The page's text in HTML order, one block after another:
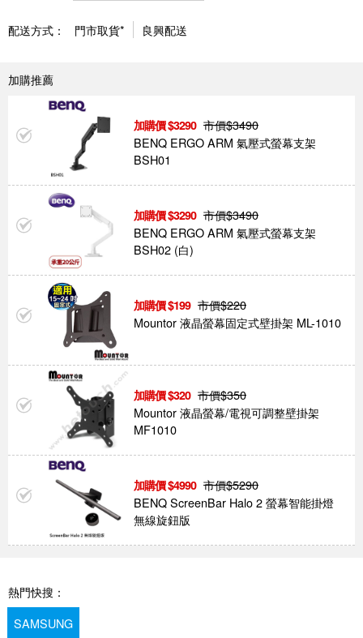
配送方式： 門市取貨* 良興配送
加購推薦
3290 市價$3490
BENQ ERGO ARM 氣壓式螢幕支架
BSH01
3290 市價$3490
BENQ ERGO ARM 氣壓式螢幕支架
BSH02 (白)
199 市價$220
Mountor 液晶螢幕固定式壁掛架 ML-1010
320 市價$350
Mountor 液晶螢幕/電視可調整壁掛架
MF1010
4990 市價$5290
BENQ ScreenBar Halo 2 螢幕智能掛燈
無線旋鈕版
熱門快搜：
SAMSUNG